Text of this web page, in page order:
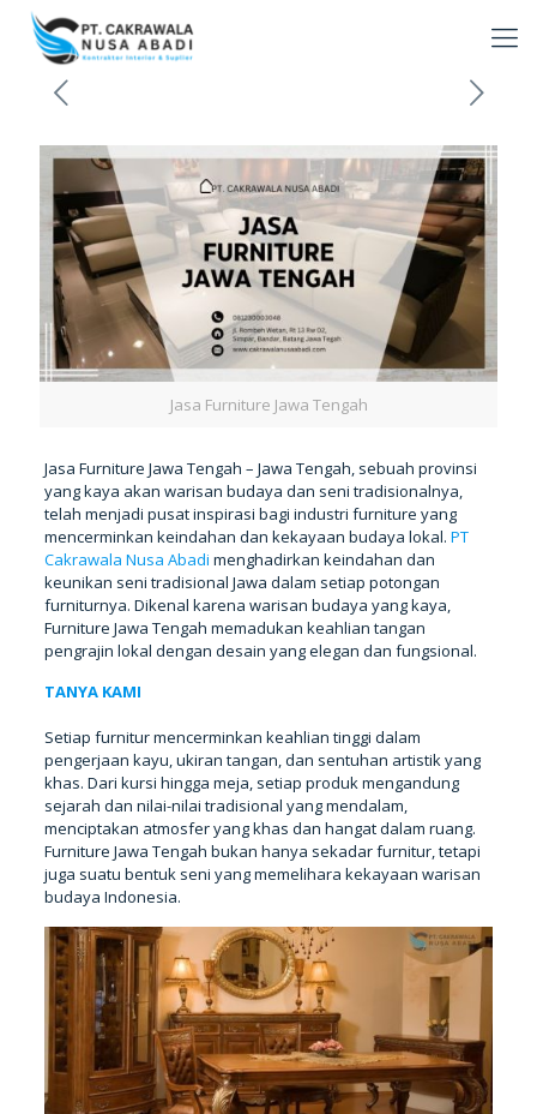
Jasa Furniture Jawa Tengah
Jasa Furniture Jawa Tengah – Jawa Tengah, sebuah provinsi
yang kaya akan warisan budaya dan seni tradisionalnya,
telah menjadi pusat inspirasi bagi industri furniture yang
mencerminkan keindahan dan kekayaan budaya lokal. PT
Cakrawala Nusa Abadi menghadirkan keindahan dan
keunikan seni tradisional Jawa dalam setiap potongan
furniturnya. Dikenal karena warisan budaya yang kaya,
Furniture Jawa Tengah memadukan keahlian tangan
pengrajin lokal dengan desain yang elegan dan fungsional.
Setiap furnitur mencerminkan keahlian tinggi dalam
pengerjaan kayu, ukiran tangan, dan sentuhan artistik yang
khas. Dari kursi hingga meja, setiap produk mengandung
sejarah dan nilai-nilai tradisional yang mendalam,
menciptakan atmosfer yang khas dan hangat dalam ruang.
Furniture Jawa Tengah bukan hanya sekadar furnitur, tetapi
juga suatu bentuk seni yang memelihara kekayaan warisan
budaya Indonesia.